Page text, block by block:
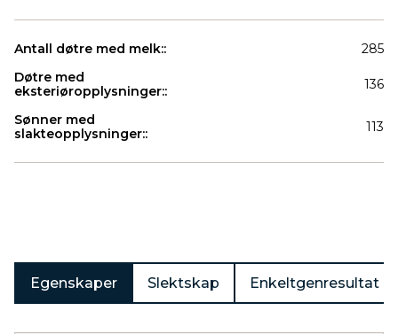
Antall døtre med melk::
285
Døtre med
eksteriøropplysninger::
136
Sønner med
slakteopplysninger::
113
Egenskaper Slektskap Enkeltgenresultat